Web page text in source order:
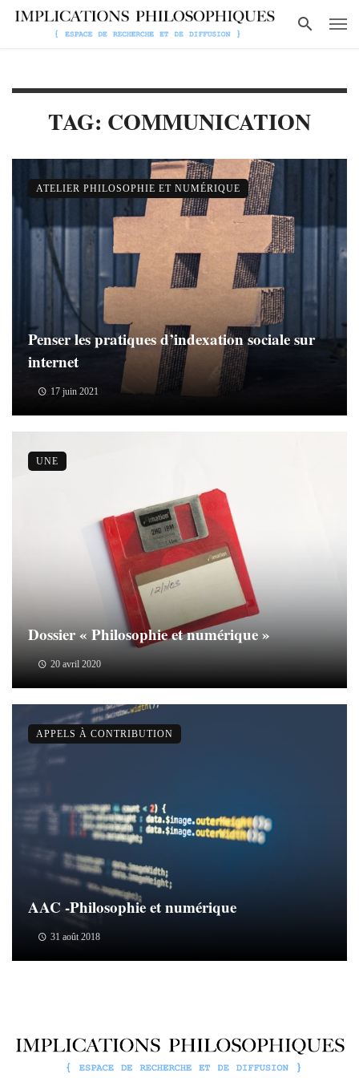
TAG: COMMUNICATION
Penser les pratiques d’indexation sociale sur
internet
17 juin 2021
ATELIER PHILOSOPHIE ET NUMÉRIQUE
Dossier « Philosophie et numérique »
20 avril 2020
UNE
AAC -Philosophie et numérique
31 août 2018
APPELS À CONTRIBUTION